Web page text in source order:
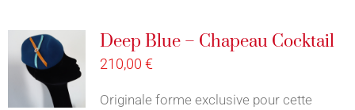
Deep Blue – Chapeau Cocktail
210,00 €
Originale forme exclusive pour cette